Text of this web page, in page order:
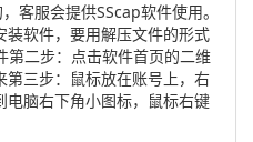
客服会提供SScap软件使用。
装软件，要用解压文件的形式
第二步：点击软件首页的二维
三步：鼠标放在账号上，右
脑右下角小图标，鼠标右键